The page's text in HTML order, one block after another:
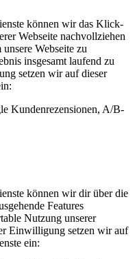
können wir das Klick-
Webseite nachvollziehen
Webseite zu
insgesamt laufend zu
setzen wir auf dieser
Kundenrezensionen, A/B-
können wir dir über die
Features
Nutzung unserer
Einwilligung setzen wir auf
ein: